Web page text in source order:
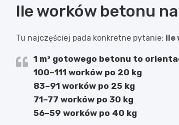
Ile worków betonu
Tu najczęściej pada konkretne pytanie: ile
1 m³ gotowego betonu to
100–111 worków po 20 kg
83–91 worków po 25 kg
71–77 worków po 30 kg
56–59 worków po 40 kg